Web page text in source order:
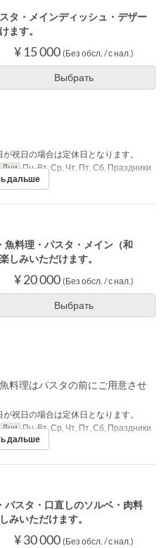
タ・メインディッシュ・デザー
ます。
¥ 15 000 (Без обсл. / с нал.)
Выбрать
祝日の場合は定休日となります。
Дни Пн, Вт, Ср, Чт, Пт, Сб, Праздники
дальше
料理・パスタ・メイン（和
しみいただけます。
¥ 20 000 (Без обсл. / с нал.)
Выбрать
料理はパスタの前にご用意させ
祝日の場合は定休日となります。
Дни Пн, Вт, Ср, Чт, Пт, Сб, Праздники
1 ~ 4
дальше
パスタ・口直しのソルベ・肉料
みいただけます。
¥ 30 000 (Без обсл. / с нал.)